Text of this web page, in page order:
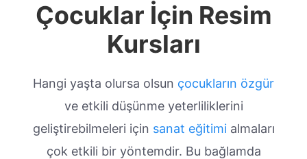
Çocuklar İçin Resim
Kursları
Hangi yaşta olursa olsun çocukların özgür
ve etkili düşünme yeterliliklerini
geliştirebilmeleri için sanat eğitimialmaları
çok etkili bir yöntemdir. Bu bağlamda